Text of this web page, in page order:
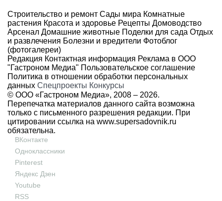
Строительство и ремонт Сады мира Комнатные
растения Красота и здоровье Рецепты Домоводство
Арсенал Домашние животные Поделки для сада Отдых
и развлечения Болезни и вредители Фотоблог
(фотогалереи)
Редакция Контактная информация Реклама в ООО
"Гастроном Медиа" Пользовательское соглашение
Политика в отношении обработки персональных
данных Спецпроекты Конкурсы
© ООО «Гастроном Медиа», 2008 – 2026.
Перепечатка материалов данного сайта возможна
только с письменного разрешения редакции. При
цитировании ссылка на www.supersadovnik.ru
обязательна.
ВКонтакте
Одноклассники
Pinterest
Яндекс Дзен
Youtube
RSS